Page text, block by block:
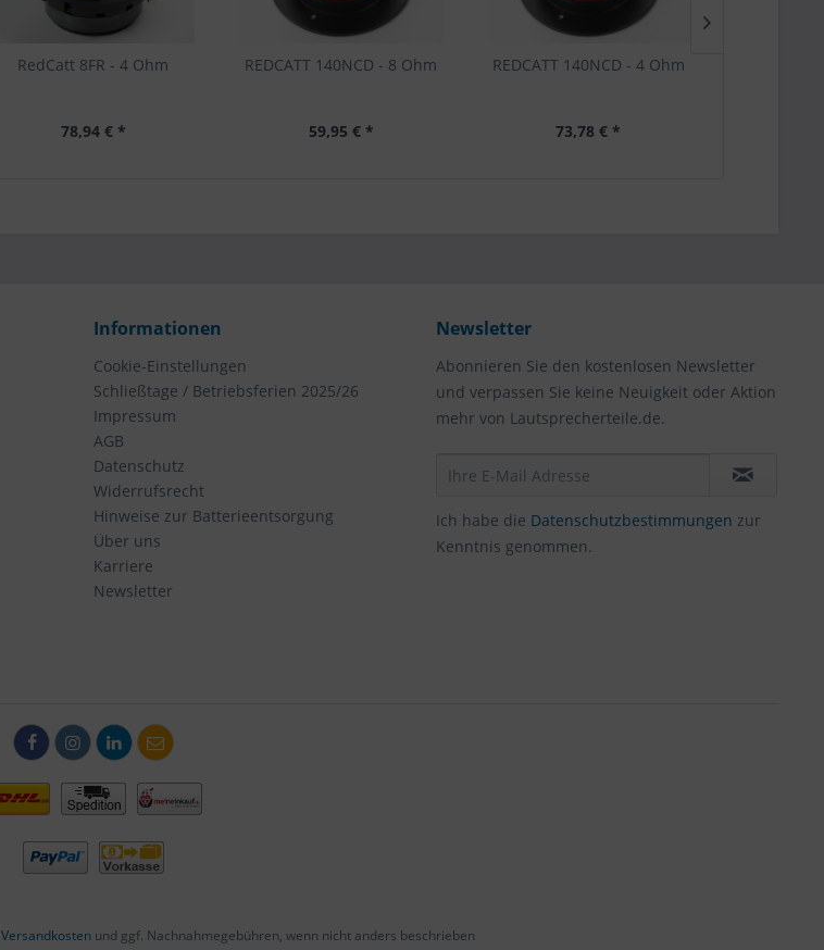
RedCatt 8FR - 4 Ohm
78,94 € *
REDCATT 140NCD - 8 Ohm
59,95 € *
REDCATT 140NCD - 4 Ohm
73,78 € *
Informationen
Cookie-Einstellungen
Schließtage / Betriebsferien 2025/26
Impressum
AGB
Datenschutz
Widerrufsrecht
Hinweise zur Batterieentsorgung
Über uns
Karriere
Newsletter
Newsletter
Abonnieren Sie den kostenlosen Newsletter
und verpassen Sie keine Neuigkeit oder Aktion
mehr von Lautsprecherteile.de.
Ich habe die Datenschutzbestimmungen zur
Kenntnis genommen.
Versandkostenund ggf. Nachnahmegebühren, wenn nicht anders beschrieben